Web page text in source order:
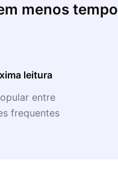
menos tempo
leitura
entre
frequentes